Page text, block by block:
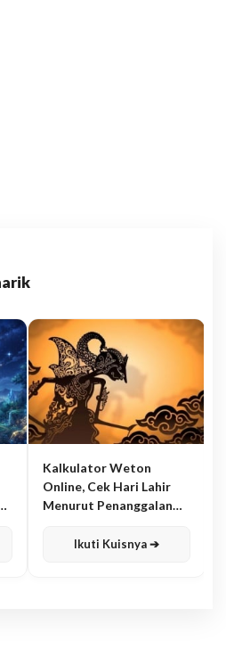
Kalkulator Weton
Online, Cek Hari Lahir
Menurut Penanggalan
Ikuti Kuisnya ➔